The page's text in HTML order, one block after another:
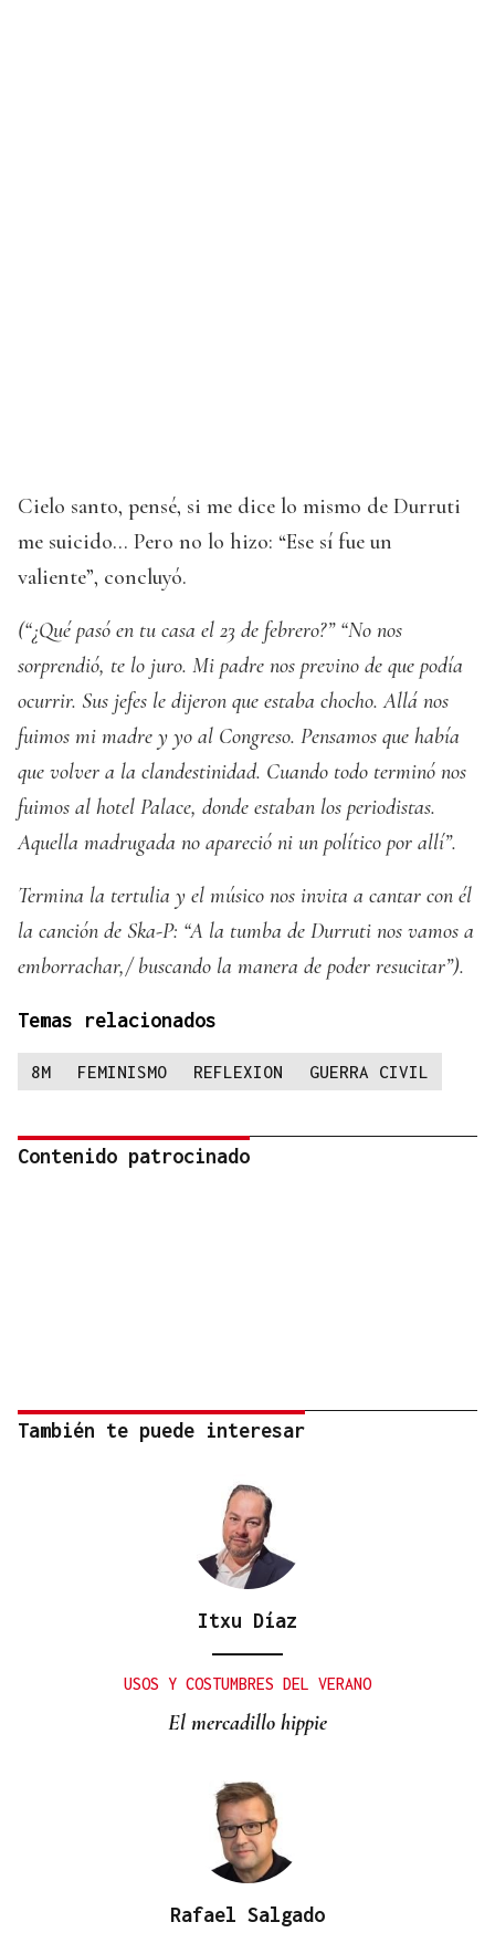
Cielo santo, pensé, si me dice lo mismo de Durruti
me suicido… Pero no lo hizo: “Ese sí fue un
valiente”, concluyó.
(“¿Qué pasó en tu casa el 23 de febrero?” “No nos
sorprendió, te lo juro. Mi padre nos previno de que podía
ocurrir. Sus jefes le dijeron que estaba chocho. Allá nos
fuimos mi madre y yo al Congreso. Pensamos que había
que volver a la clandestinidad. Cuando todo terminó nos
fuimos al hotel Palace, donde estaban los periodistas.
Aquella madrugada no apareció ni un político por allí”.
Termina la tertulia y el músico nos invita a cantar con él
la canción de Ska-P: “A la tumba de Durruti nos vamos a
emborrachar,/ buscando la manera de poder resucitar”).
Temas relacionados
8M FEMINISMO REFLEXION GUERRA CIVIL
Contenido patrocinado
También te puede interesar
Itxu Díaz
USOS Y COSTUMBRES DEL VERANO
El mercadillo hippie
Rafael Salgado